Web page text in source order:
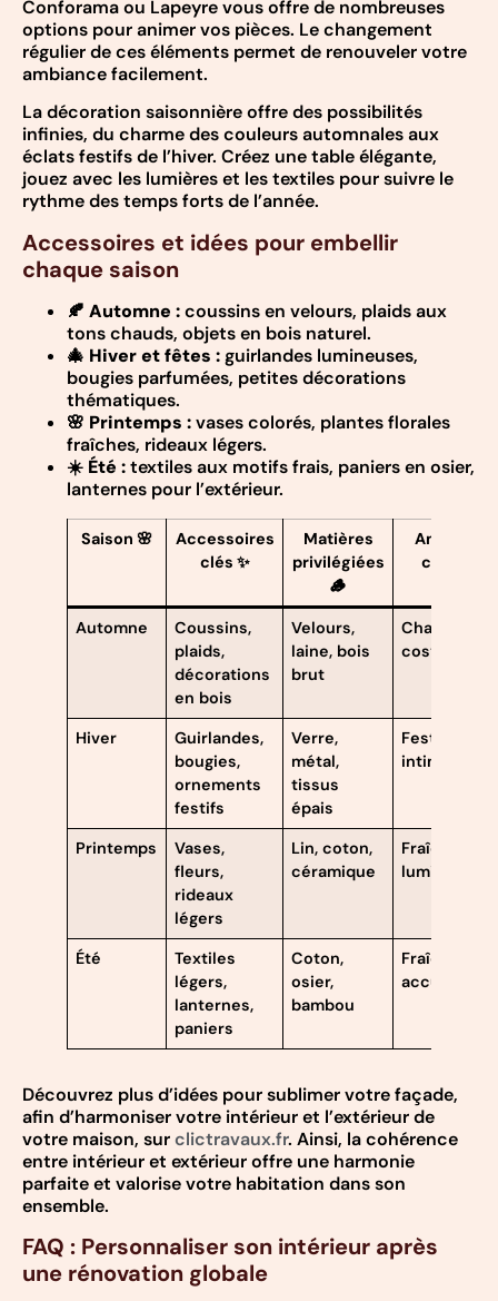
Conforama ou Lapeyre vous offre de nombreuses
options pour animer vos pièces. Le changement
régulier de ces éléments permet de renouveler votre
ambiance facilement.
La décoration saisonnière offre des possibilités
infinies, du charme des couleurs automnales aux
éclats festifs de l’hiver. Créez une table élégante,
jouez avec les lumières et les textiles pour suivre le
rythme des temps forts de l’année.
Accessoires et idées pour embellir
chaque saison
🍂 Automne :coussins en velours, plaids aux
tons chauds, objets en bois naturel.
🎄 Hiver et fêtes :guirlandes lumineuses,
bougies parfumées, petites décorations
thématiques.
🌸 Printemps :vases colorés, plantes florales
fraîches, rideaux légers.
☀️ Été :textiles aux motifs frais, paniers en osier,
lanternes pour l’extérieur.
Saison 🌸
Accessoires
clés ✨
Matières
privilégiées
🪵
Ambiance
créée 💫
Automne
Coussins,
plaids,
décorations
en bois
Velours,
laine, bois
brut
cosy
Hiver
Guirlandes,
bougies,
ornements
festifs
Verre,
métal,
tissus
épais
Festive,
intimiste
Printemps
Vases,
fleurs,
rideaux
légers
Lin, coton,
céramique
Fraîche et
lumineuse
Été
Textiles
légers,
lanternes,
paniers
Coton,
osier,
bambou
Fraîche et
Découvrez plus d’idées pour sublimer votre façade,
afin d’harmoniser votre intérieur et l’extérieur de
votre maison, surclictravaux.fr. Ainsi, la cohérence
entre intérieur et extérieur offre une harmonie
parfaite et valorise votre habitation dans son
ensemble.
FAQ : Personnaliser son intérieur après
une rénovation globale